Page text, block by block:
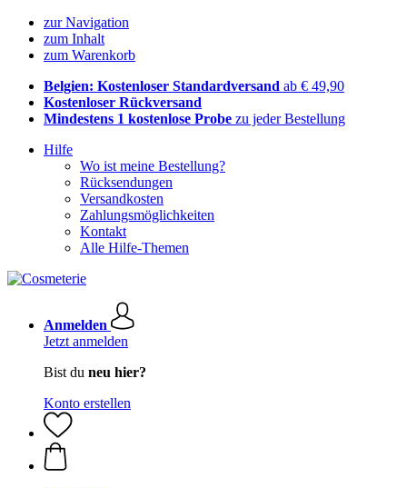
zur Navigation
zum Inhalt
zum Warenkorb
Belgien: Kostenloser Standardversand ab € 49,90
Kostenloser Rückversand
Mindestens 1 kostenlose Probe zu jeder Bestellung
Hilfe
Wo ist meine Bestellung?
Rücksendungen
Versandkosten
Zahlungsmöglichkeiten
Kontakt
Alle Hilfe-Themen
Anmelden
Jetzt anmelden
Bist du neu hier?
Konto erstellen